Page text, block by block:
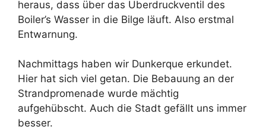
heraus, dass über das Überdruckventil des
Boiler’s Wasser in die Bilge läuft. Also erstmal
Entwarnung.
Nachmittags haben wir Dunkerque erkundet.
Hier hat sich viel getan. Die Bebauung an der
Strandpromenade wurde mächtig
aufgehübscht. Auch die Stadt gefällt uns immer
besser.